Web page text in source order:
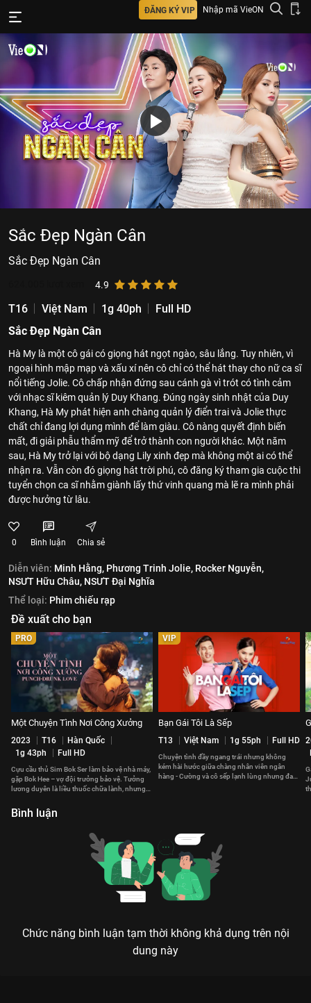
ĐĂNG KÝ VIP Nhập mã VieON
Sắc Đẹp Ngàn Cân
Sắc Đẹp Ngàn Cân
4.9
T16 Việt Nam 1g 40ph
Full HD
Sắc Đẹp Ngàn Cân
Hà My là một cô gái có giọng hát ngọt ngào, sâu lắng. Tuy nhiên, vì
ngoại hình mập mạp và xấu xí nên cô chỉ có thể hát thay cho nữ ca sĩ
nổi tiếng Jolie. Cô chấp nhận đứng sau cánh gà vì trót có tình cảm
với nhạc sĩ kiêm quản lý Duy Khang. Đúng ngày sinh nhật của Duy
Khang, Hà My phát hiện anh chàng quản lý điển trai và Jolie thực
chất chỉ đang lợi dụng mình để làm giàu. Cô nàng quyết định biến
mất, đi giải phẫu thẩm mỹ để trở thành con người khác. Một năm
sau, Hà My trở lại với bộ dạng Lily xinh đẹp mà không một ai có thể
nhận ra. Vẫn còn đó giọng hát trời phú, cô đăng ký tham gia cuộc thi
tuyển chọn ca sĩ nhằm giành lấy thứ vinh quang mà lẽ ra mình phải
được hưởng từ lâu.
0 Bình luận Chia sẻ
Diễn viên: Minh Hằng, Phương Trinh Jolie, Rocker Nguyễn,
NSƯT Hữu Châu, NSƯT Đại Nghĩa
Thể loại: Phim chiếu rạp
Đề xuất cho bạn
PRO
Một Chuyện Tình Nơi Công Xưởng
2023 T16
Hàn Quốc
1g 43ph
Full HD
Cựu cầu thủ Sim Bok Ser làm bảo vệ nhà máy,
gặp Bok Hee – vợ đội trưởng bảo vệ. Tưởng
lương duyên là liều thuốc chữa lành, nhưng
VIP
Bạn Gái Tôi Là Sếp
T13 Việt Nam 1g 55ph Full HD
Chuyện tình đầy ngang trái nhưng không
kém hài hước giữa chàng nhân viên ngân
hàng - Cường và cô sếp lạnh lùng nhưng đa
Bình luận
Chức năng bình luận tạm thời không khả dụng trên nội
dung này